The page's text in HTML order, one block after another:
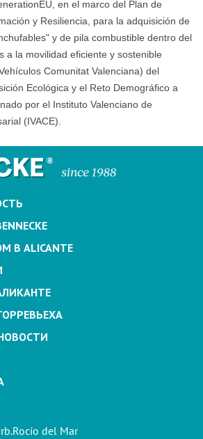
en el marco del Plan de
y Resiliencia, para la adquisición de
y de pila combustible dentro del
a la movilidad eficiente y sostenible
Comunitat Valenciana) del
Ecológica y el Reto Demográfico a
por el Instituto Valenciano de
(IVACE).
В ALICANTE
del Mar